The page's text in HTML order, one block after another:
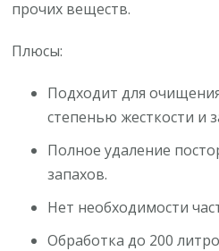
прочих веществ.
Плюсы:
Подходит для
степенью жесткости и
Полное удаление
запахов.
Нет необходимости
Обработка до 200